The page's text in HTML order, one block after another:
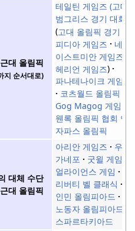
대 올림픽
지 순서대로)
테일틴 게임즈 (고대)
범그리스 경기 대회
고대 올림픽 경기
피디아 게임즈
네메
이스트미안 게임즈
헤리언 게임즈
파나테나이크 게임즈
코츠월드 올림픽 게
Gog Magog 게임즈
웬록 올림픽 협회 연
자파스 올림픽
대체 수단
근대 올림픽
아리안 게임즈
우정
가네포
굿윌 게임
얼라이언스 게임
리버티 벨 클래식
인민 올림피아드
노동자 올림피아드
스파르타키아드